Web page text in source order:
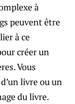
à
peuvent être
à ce
créer un
Vous
livre ou un
du livre.